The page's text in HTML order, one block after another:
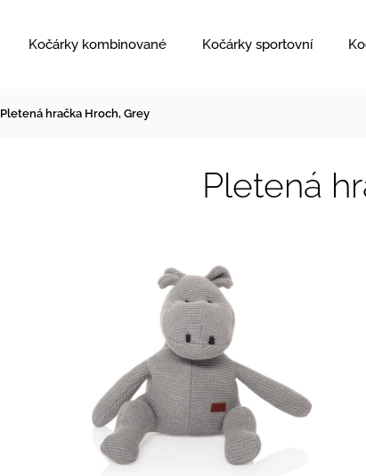
Kočárky kombinované Kočárky sportovní
Pletená hračka Hroch, Grey
Pletená